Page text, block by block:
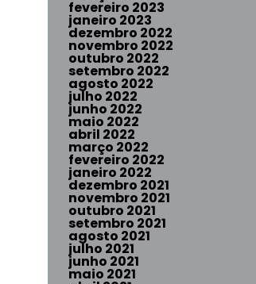
fevereiro 2023
janeiro 2023
dezembro 2022
novembro 2022
outubro 2022
setembro 2022
agosto 2022
julho 2022
junho 2022
maio 2022
abril 2022
março 2022
fevereiro 2022
janeiro 2022
dezembro 2021
novembro 2021
outubro 2021
setembro 2021
agosto 2021
julho 2021
junho 2021
maio 2021